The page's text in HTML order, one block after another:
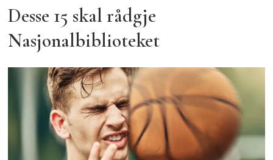
Desse 15 skal rådgje
Nasjonalbiblioteket